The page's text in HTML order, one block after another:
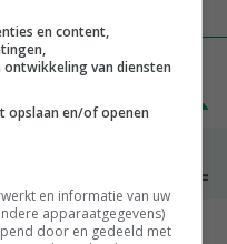
€ 269,00 € 7,00
en content,
van diensten
opslaan en/of openen
en informatie van uw
apparaatgegevens)
door en gedeeld met